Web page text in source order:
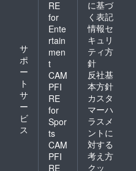
サ
ポ
ー
ト
サ
ー
ビ
ス
RE
for
Ente
rtain
men
t
CAM
PFI
RE
for
Spor
ts
CAM
PFI
RE
に基づ
く表記
情報セ
キュリ
ティ方
針
反社基
本方針
カスタ
マーハ
ラスメ
ントに
対する
考え方
クッ